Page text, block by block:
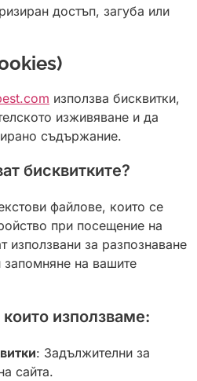
достъп, загуба или
използва бисквитки,
изживяване и да
съдържание.
бисквитките?
файлове, които се
при посещение на
използвани за разпознаване
запомняне на вашите
използваме:
: Задължителни за
сайта.